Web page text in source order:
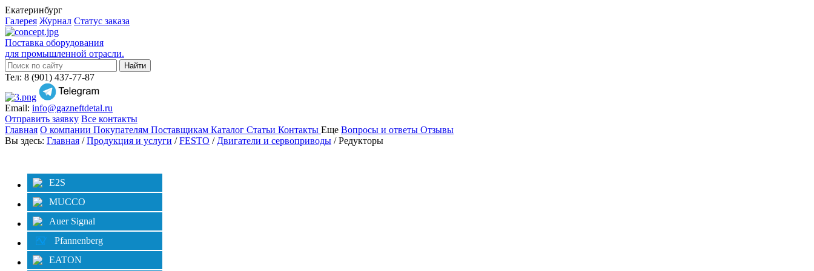
Екатеринбург
Галерея Журнал Статус заказа
Поставка оборудования
для промышленной отрасли.
Тел: 8 (901) 437-77-87
Email: info@gazneftdetal.ru
Отправить заявку Все контакты
Главная О компании Покупателям Поставщикам Каталог Статьи Контакты Еще Вопросы и ответы Отзывы
Вы здесь: Главная /Продукция и услуги /FESTO / Двигатели и сервоприводы / Редукторы
E2S
MUCCO
Auer Signal
Pfannenberg
EATON